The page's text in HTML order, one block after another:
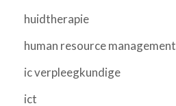
huidtherapie
human resource management
ic verpleegkundige
ict